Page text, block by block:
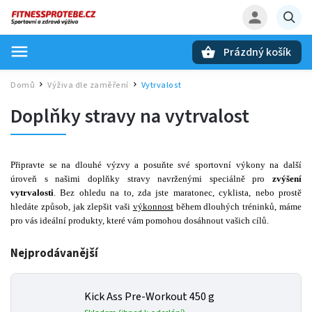
Prázdný košík
Domů / Výživa dle zaměření Vytrvalost
Doplňky stravy na vytrvalost
Připravte se na dlouhé výzvy a posuňte své sportovní výkony na další
úroveň s našimi doplňky stravy navrženými speciálně pro zvýšení
vytrvalosti. Bez ohledu na to, zda jste maratonec, cyklista, nebo prostě
hledáte způsob, jak zlepšit vaši výkonnostběhem dlouhých tréninků, máme
pro vás ideální produkty, které vám pomohou dosáhnout vašich cílů.
Nejprodávanější
Kick Ass Pre-Workout 450 g